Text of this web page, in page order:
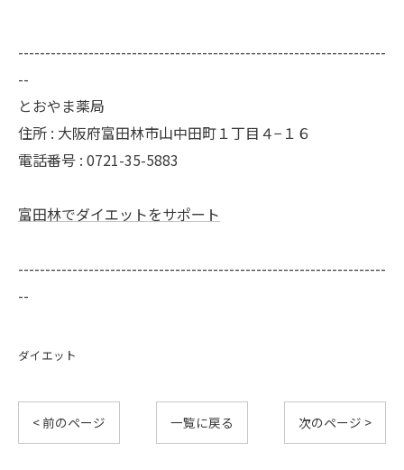
--------------------------------------------------------------------
--
とおやま薬局
住所 : 大阪府富田林市山中田町１丁目４−１６
電話番号 : 0721-35-5883
富田林でダイエットをサポート
--------------------------------------------------------------------
--
ダイエット
< 前のページ 一覧に戻る 次のページ >